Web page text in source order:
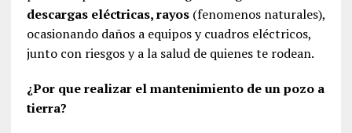
descargas eléctricas, rayos(fenomenos naturales),
ocasionando daños a equipos y cuadros eléctricos,
junto con riesgos y a la salud de quienes te rodean.
¿Por que realizar el mantenimiento de un pozo a
tierra?